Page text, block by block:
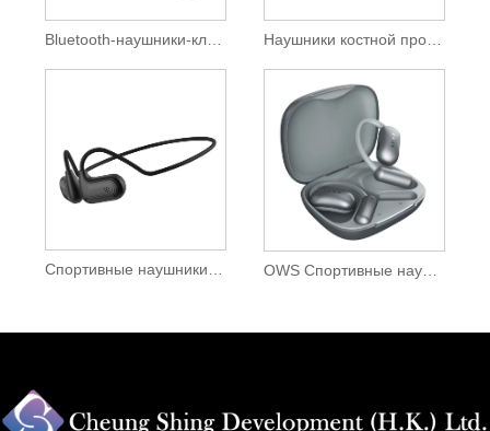
Bluetooth-наушники-клипсы Наушники костной проводимости OWS
Спортивные наушники с открытым ухом OWS Спортивные наушники